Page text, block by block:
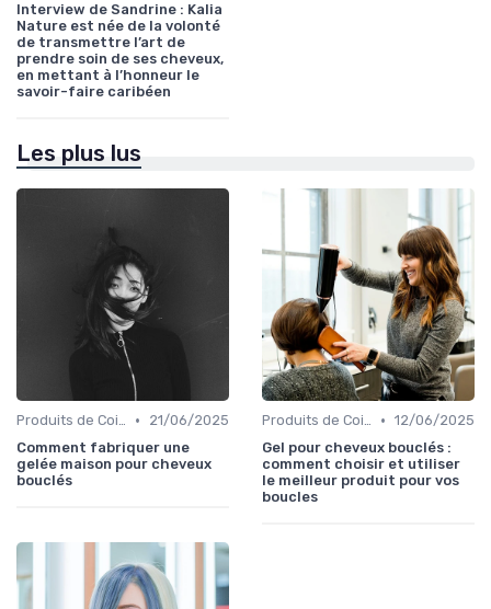
Interview de Sandrine : Kalia
Nature est née de la volonté
de transmettre l’art de
prendre soin de ses cheveux,
en mettant à l’honneur le
savoir-faire caribéen
Les plus lus
Produits de Coiffage •
21/06/2025
Comment fabriquer une
gelée maison pour cheveux
bouclés
Produits de Coiffage • 12/06/2025
Gel pour cheveux bouclés :
comment choisir et utiliser
le meilleur produit pour vos
boucles